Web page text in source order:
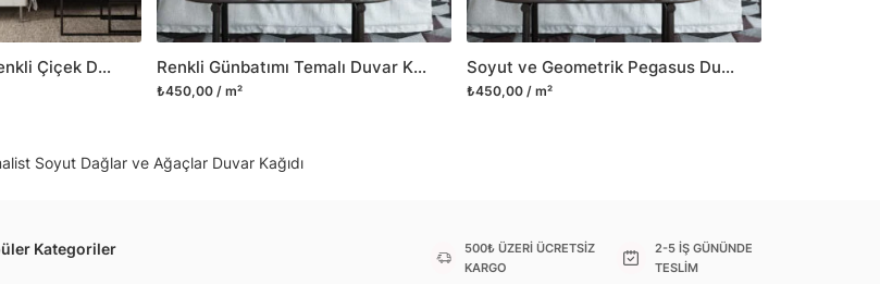
Kuşlu Geleneksel Renkli Çiçek Duvar Kağıdı, Doğu Tarzı Canlı Renklerle Duvar Posteri Renkli Günbatımı Temalı Duvar Kağıdı, Hızlı Oda Yenileme için Duvar Posteri
₺450,00 / m²
Soyut ve Geometrik Pegasus Duvar Kağıdı, Modern Soyut Sanat Duvar Posteri
₺450,00 / m²
yelpazemizi sürekli genişletiyor ve trendlere ayak uydurmanın yanı
sıra yeni trendlerin oluşumunda da öncü rol üstleniyoruz.
Herhangi bir soru ya da sorununuz olursa bizimle iletişime
geçebilirsiniz.
Soyut Dağlar ve Ağaçlar Duvar Kağıdı
Kategoriler
500₺ ÜZERİ ÜCRETSİZ
KARGO
2-5 İŞ GÜNÜNDE
TESLİM